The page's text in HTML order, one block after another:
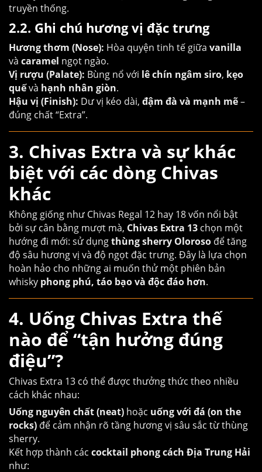
truyền thống.
2.2. Ghi chú hương vị đặc trưng
Hương thơm (Nose): Hòa quyện tinh tế giữa vanilla
và caramel ngọt ngào.
Vị rượu (Palate): Bùng nổ với lê chín ngâm siro, kẹo
quếvà hạnh nhân giòn.
Hậu vị (Finish): Dư vị kéo dài, đậm đà và mạnh mẽ–
đúng chất “Extra”.
3. Chivas Extra và sự khác
biệt với các dòng Chivas
khác
Không giống như Chivas Regal 12 hay 18 vốn nổi bật
bởi sự cân bằng mượt mà, Chivas Extra 13 chọn một
hướng đi mới: sử dụngthùng sherry Oloroso để tăng
độ sâu hương vị và độ ngọt đặc trưng. Đây là lựa chọn
hoàn hảo cho những ai muốn thử một phiên bản
whisky phong phú, táo bạo và độc đáo hơn.
4. Uống Chivas Extra thế
nào để “tận hưởng đúng
điệu”?
Chivas Extra 13 có thể được thưởng thức theo nhiều
cách khác nhau:
Uống nguyên chất (neat) hoặc uống với đá (on the
rocks) để cảm nhận rõ tầng hương vị sâu sắc từ thùng
sherry.
Kết hợp thành các cocktail phong cách Địa Trung Hải
như: